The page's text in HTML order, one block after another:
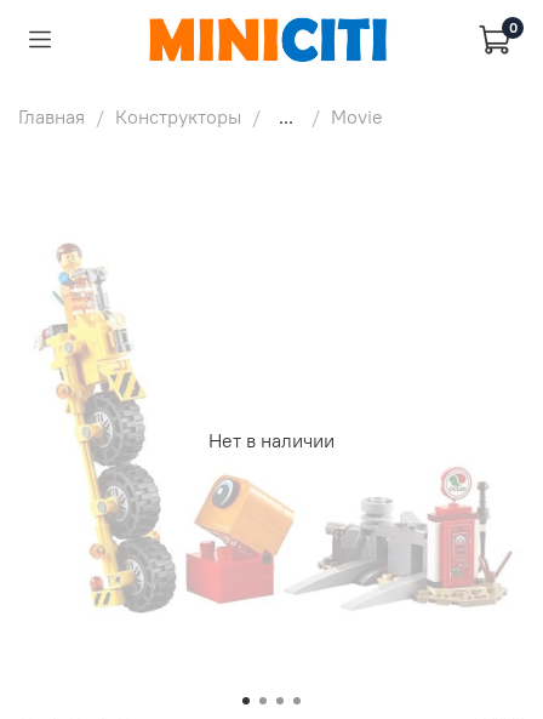
0
Главная Конструкторы ... Movie
Нет в наличии